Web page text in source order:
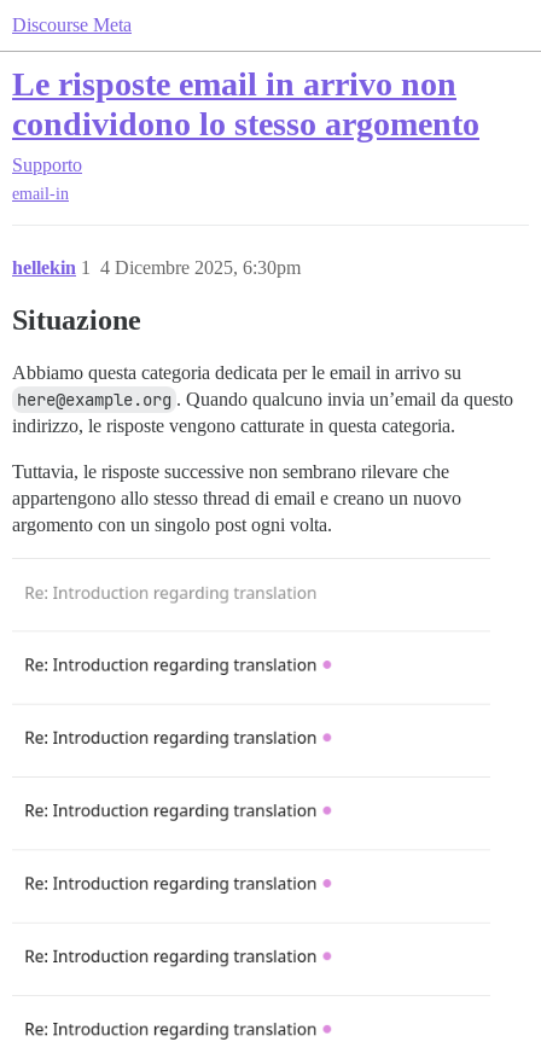
Discourse Meta
Le risposte email in arrivo non
condividono lo stesso argomento
Supporto
email-in
hellekin 4 Dicembre 2025, 6:30pm
1
Situazione
Abbiamo questa categoria dedicata per le email in arrivo su
here@example.org . Quando qualcuno invia un’email da questo
indirizzo, le risposte vengono catturate in questa categoria.
Tuttavia, le risposte successive non sembrano rilevare che
appartengono allo stesso thread di email e creano un nuovo
argomento con un singolo post ogni volta.